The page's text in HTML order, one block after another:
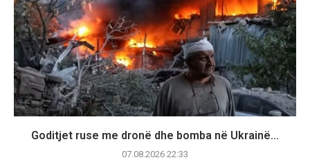
Goditjet ruse me dronë dhe bomba në Ukrainë...
07.08.2026 22:33